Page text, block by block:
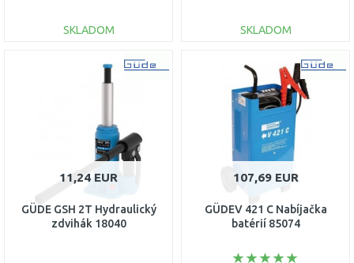
SKLADOM
DO KOŠÍKA
SKLADOM
DO KOŠÍKA
Porovnať
11,24 EUR
GÜDE GSH 2T Hydraulický
zdvihák 18040
107,69 EUR
GÜDEV 421 C Nabíjačka
batérií 85074